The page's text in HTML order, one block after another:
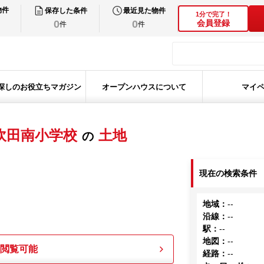
件 保存した条件
0件
最近見た物件
0件
1分で完了！
会員登録
しのお役立ちマガジン オープンハウスについて マイ
田南小学校 の 土地
覧可能
現在の検索条件
地域 ：--
沿線 ：--
駅 ：--
地図 ：--
経路 ：--